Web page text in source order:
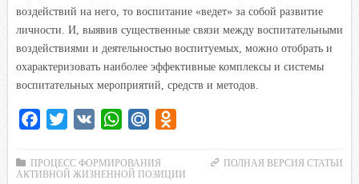
воздействий на него, то воспитание «ведет» за собой развитие
личности. И, выявив существенные связи между воспитательными
воздействиями и деятельностью воспитуемых, можно отобрать и
охарактеризовать наиболее эффективные комплексы и системы
воспитательных мероприятий, средств и методов.
c
e
i
t
W
a
t
i
l
o
ПОЛНАЯ ВЕРСИЯ СТАТЬИ
ПРОЦЕСС ФОРМИРОВАНИЯ
АКТИВНОЙ ЖИЗНЕННОЙ ПОЗИЦИИ